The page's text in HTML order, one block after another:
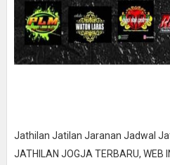
Jathilan Jatilan Jaranan Jadwal
JATHILAN JOGJA TERBARU, WEB